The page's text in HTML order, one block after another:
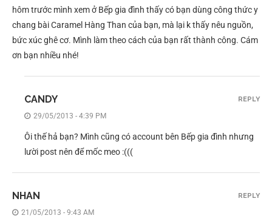
hôm trước mình xem ở Bếp gia đình thấy có bạn dùng công thức y
chang bài Caramel Hàng Than của bạn, mà lại k thấy nêu nguồn,
bức xúc ghê cơ. Mình làm theo cách của bạn rất thành công. Cám
ơn bạn nhiều nhé!
CANDY
29/05/2013 - 4:39 PM
Ôi thế hả bạn? Mình cũng có account bên Bếp gia đình nhưng
lười post nên để mốc meo :(((
REPLY
NHAN
21/05/2013 - 9:43 AM
REPLY